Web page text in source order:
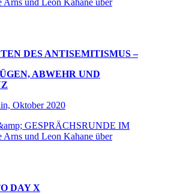
DES ANTISEMITISMUS –
ABWEHR UND
Oktober 2020
DAY X